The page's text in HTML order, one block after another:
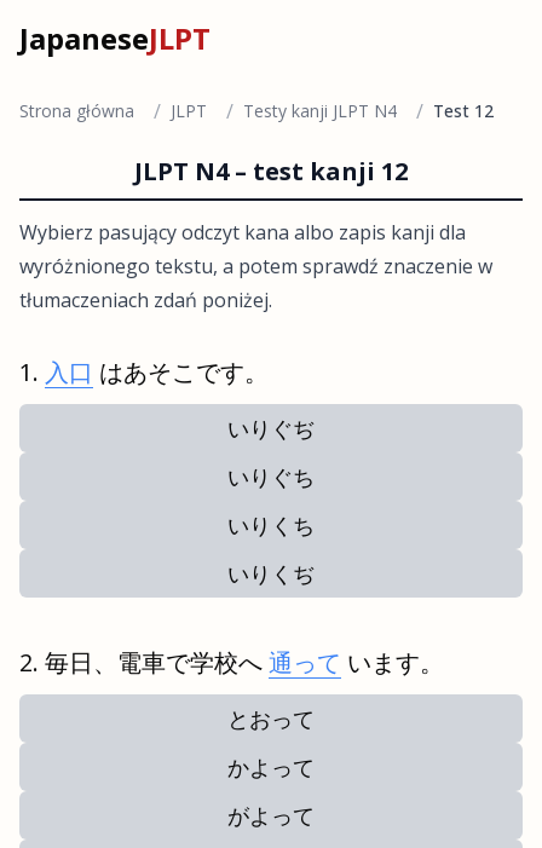
JapaneseJLPT
Strona główna / JLPT / Testy kanji JLPT N4 / Test 12
JLPT N4 – test kanji 12
Wybierz pasujący odczyt kana albo zapis kanji dla
wyróżnionego tekstu, a potem sprawdź znaczenie w
tłumaczeniach zdań poniżej.
入口 はあそこです。
いりぐぢ
いりぐち
いりくち
いりくぢ
毎日、電車で学校へ通って います。
とおって
かよって
がよって